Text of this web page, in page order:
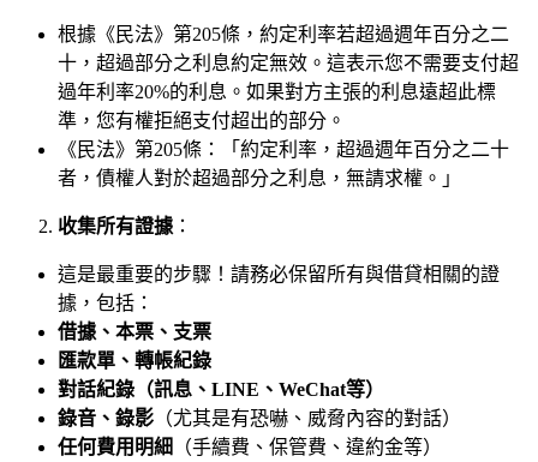
根據《民法》第205條，約定利率若超過週年百分之二
十，超過部分之利息約定無效。這表示您不需要支付超
過年利率20%的利息。如果對方主張的利息遠超此標
準，您有權拒絕支付超出的部分。
《民法》第205條：「約定利率，超過週年百分之二十
者，債權人對於超過部分之利息，無請求權。」
收集所有證據 ：
這是最重要的步驟！請務必保留所有與借貸相關的證
據，包括：
借據、本票、支票
匯款單、轉帳紀錄
對話紀錄（訊息、LINE、WeChat等）
錄音、錄影 （尤其是有恐嚇、威脅內容的對話）
任何費用明細
（手續費、保管費、違約金等）